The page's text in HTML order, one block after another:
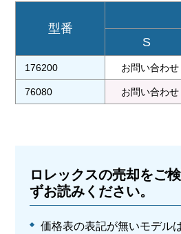
型番
S
176200 お問い合わせ
76080 お問い合わせ
ロレックスの売却をご
ずお読みください。
価格表の表記が無いモデル